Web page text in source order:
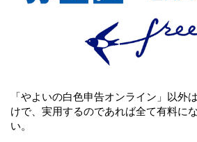
「やよいの白色申告オンライン」以外
けで、実用するのであれば全て有料に
い。